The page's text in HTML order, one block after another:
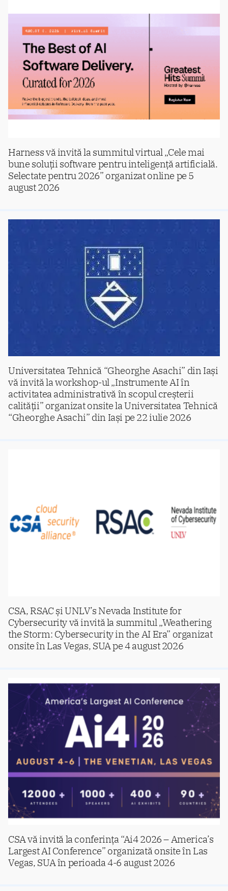
Harness vă invită la summitul virtual „Cele mai
bune soluții software pentru inteligență artificială.
Selectate pentru 2026” organizat online pe 5
august 2026
Universitatea Tehnică “Gheorghe Asachi” din Iași
vă invită la workshop-ul „Instrumente AI în
activitatea administrativă în scopul creșterii
calității” organizat onsite la Universitatea Tehnică
“Gheorghe Asachi” din Iași pe 22 iulie 2026
CSA, RSAC și UNLV’s Nevada Institute for
Cybersecurity vă invită la summitul „Weathering
the Storm: Cybersecurity in the AI Era” organizat
onsite în Las Vegas, SUA pe 4 august 2026
CSA vă invită la conferința “Ai4 2026 – America’s
Largest AI Conference” organizată onsite în Las
Vegas, SUA în perioada 4-6 august 2026